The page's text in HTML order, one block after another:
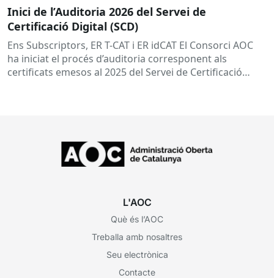
Inici de l’Auditoria 2026 del Servei de
Certificació Digital (SCD)
Ens Subscriptors, ER T-CAT i ER idCAT El Consorci AOC
ha iniciat el procés d’auditoria corresponent als
certificats emesos al 2025 del Servei de Certificació
L'AOC
Què és l’AOC
Treballa amb nosaltres
Seu electrònica
Contacte